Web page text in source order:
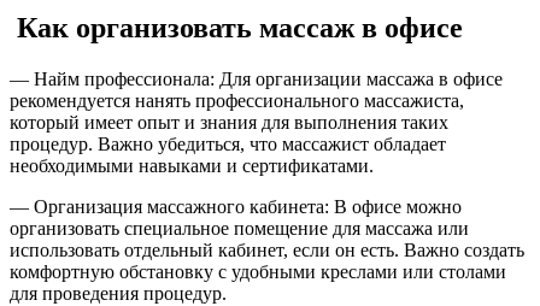
Как организовать массаж в офисе
— Найм профессионала: Для организации массажа в офисе
рекомендуется нанять профессионального массажиста,
который имеет опыт и знания для выполнения таких
процедур. Важно убедиться, что массажист обладает
необходимыми навыками и сертификатами.
— Организация массажного кабинета: В офисе можно
организовать специальное помещение для массажа или
использовать отдельный кабинет, если он есть. Важно создать
комфортную обстановку с удобными креслами или столами
для проведения процедур.